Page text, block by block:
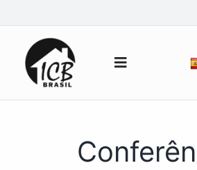
para
conteúdo
Alternar
navegação